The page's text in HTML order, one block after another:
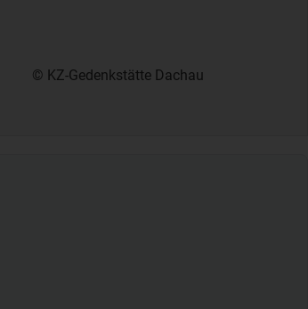
© KZ-Gedenkstätte Dachau